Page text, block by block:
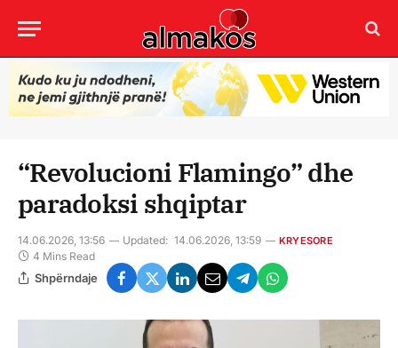
“Revolucioni Flamingo” dhe
paradoksi shqiptar
14.06.2026, 13:56 Updated: 14.06.2026, 13:59 KRYESORE
4 Mins Read
Shpërndaje